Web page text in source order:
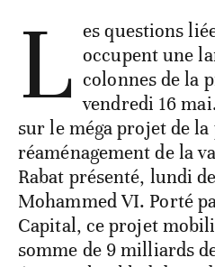
L es questions
occupent une
colonnes de la
vendredi 16
sur le méga projet de la
réaménagement de la
Rabat présenté, lundi
Mohammed VI. Porté
Capital, ce projet
somme de 9 milliards